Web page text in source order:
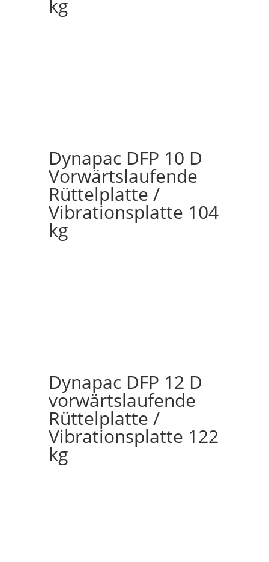
kg
Dynapac DFP 10 D
Vorwärtslaufende
Rüttelplatte /
Vibrationsplatte 104
kg
Dynapac DFP 12 D
vorwärtslaufende
Rüttelplatte /
Vibrationsplatte 122
kg